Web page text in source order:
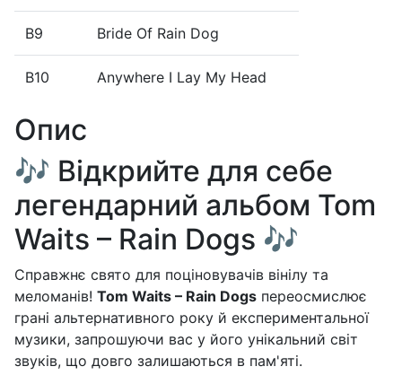
B9 Bride Of Rain Dog
B10 Anywhere I Lay My Head
Опис
🎶 Відкрийте для себе
легендарний альбом Tom
Waits – Rain Dogs 🎶
Справжнє свято для поціновувачів вінілу та
меломанів! Tom Waits – Rain Dogs переосмислює
грані альтернативного року й експериментальної
музики, запрошуючи вас у його унікальний світ
звуків, що довго залишаються в пам'яті.